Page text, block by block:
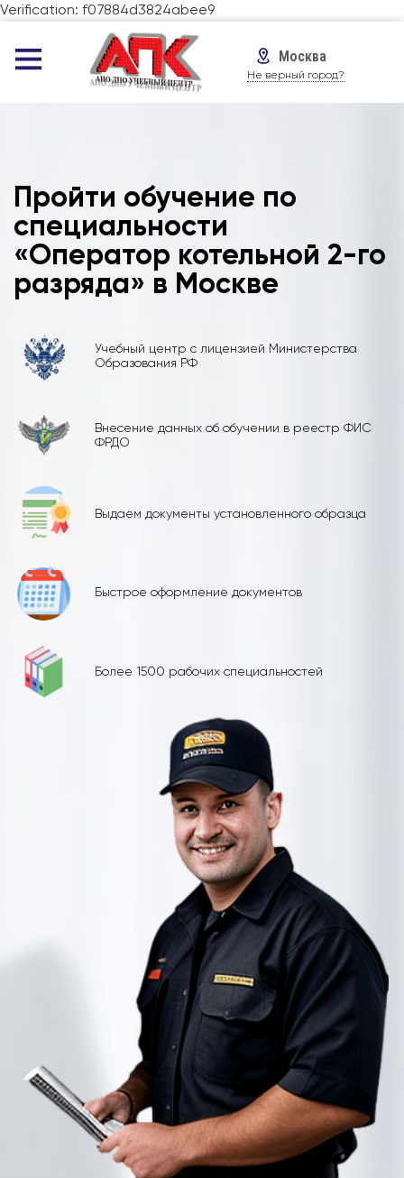
Verification: f07884d3824abee9
Москва
Не верный город?
Пройти обучение по
специальности
«Оператор котельной 2-го
разряда» в Москве
Учебный центр с лицензией Министерства
Образования РФ
Внесение данных об обучении в реестр ФИС
ФРДО
Выдаем документы установленного образца
Быстрое оформление документов
Более 1500 рабочих специальностей